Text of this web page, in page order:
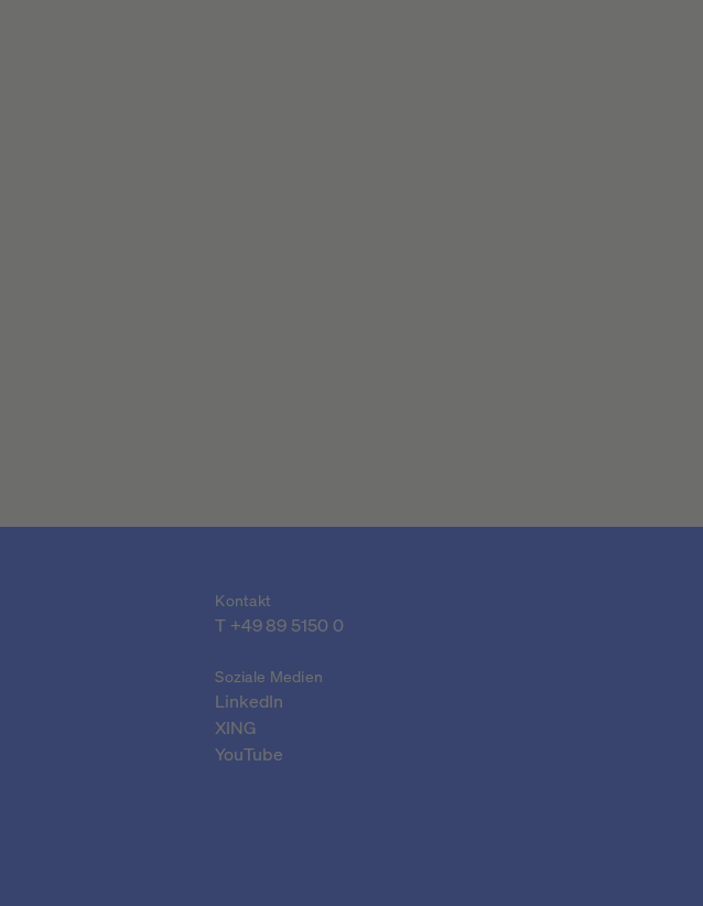
Kontakt
T +49 89 5150 0
Soziale Medien
LinkedIn
XING
YouTube